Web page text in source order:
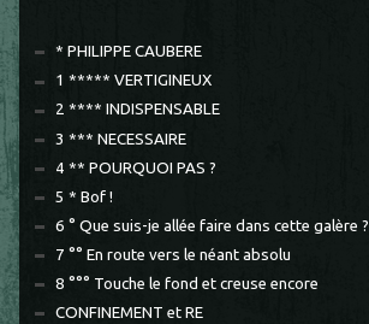
* PHILIPPE CAUBERE
1 ***** VERTIGINEUX
2 **** INDISPENSABLE
3 *** NECESSAIRE
4 ** POURQUOI PAS ?
5 * Bof !
6 ° Que suis-je allée faire dans cette galère ?
7 °° En route vers le néant absolu
8 °°° Touche le fond et creuse encore
CONFINEMENT et RE